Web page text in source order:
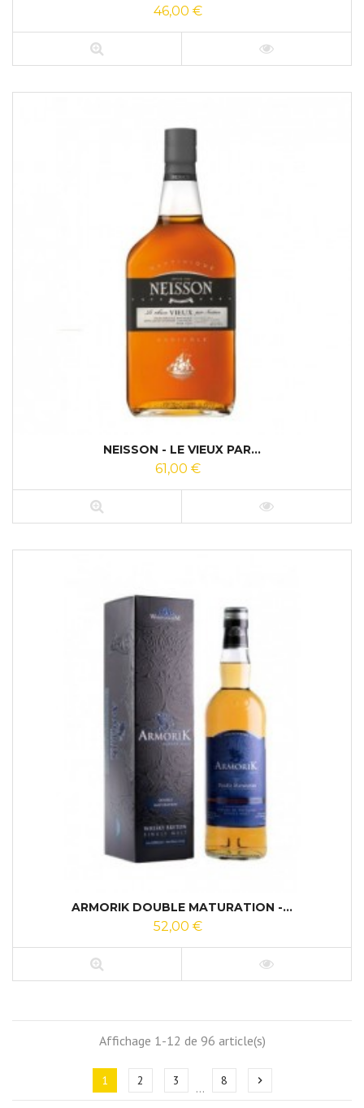
46,00 €
NEISSON - LE VIEUX PAR...
61,00 €
ARMORIK DOUBLE MATURATION -...
52,00 €
Affichage 1-12 de 96 article(s)
1 2 3 … 8 chevron_right